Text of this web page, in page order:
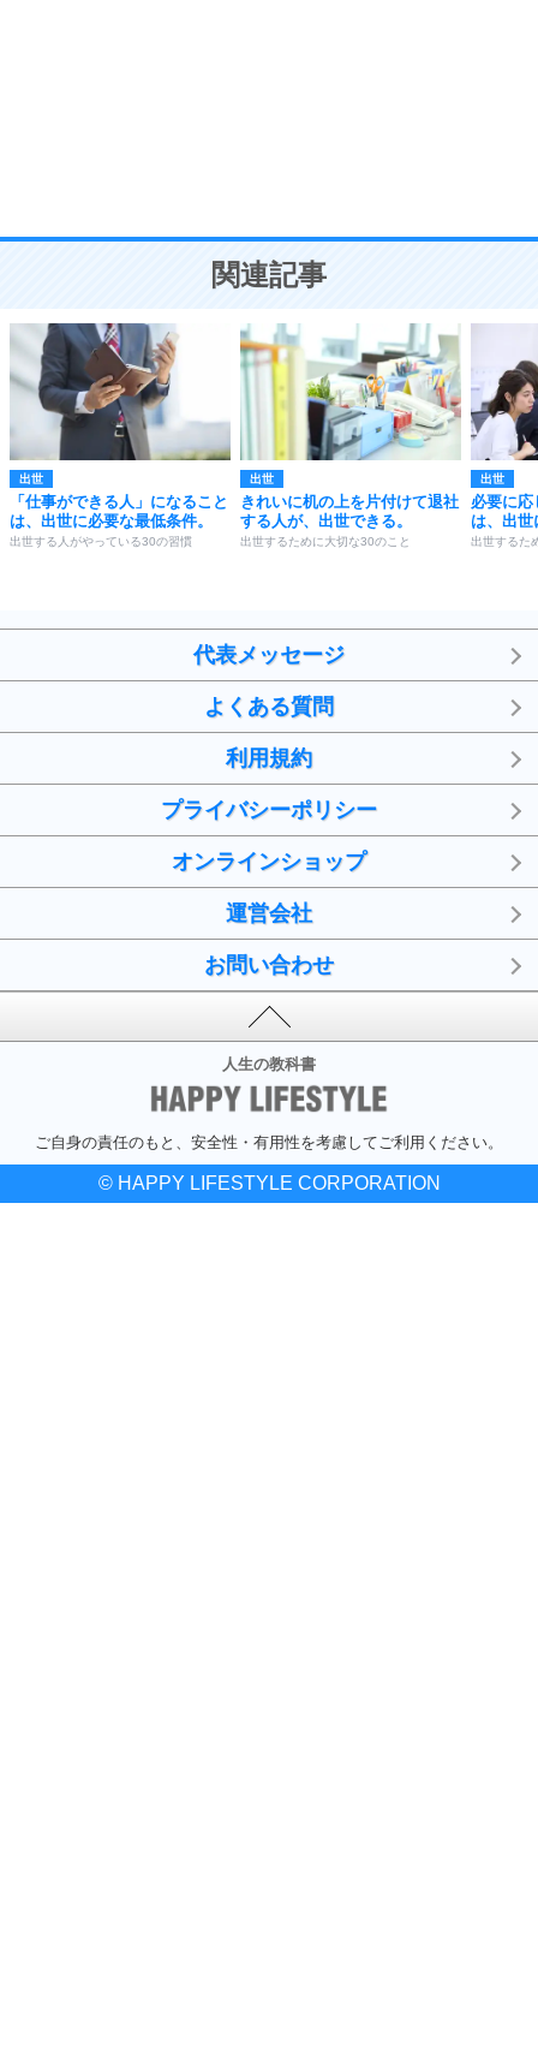
ことが大切。
関連記事
出世
「仕事ができる人」になること
は、出世に必要な最低条件。
出世する人がやっている30の習慣
出世
きれいに机の上を片付けて退社
する人が、出世できる。
出世するために大切な30のこと
出世
必要に
は、出世
出世するた
代表メッセージ
よくある質問
利用規約
プライバシーポリシー
オンラインショップ
運営会社
お問い合わせ
人生の教科書
ご自身の責任のもと、安全性・有用性を考慮してご利用ください。
© HAPPY LIFESTYLE CORPORATION